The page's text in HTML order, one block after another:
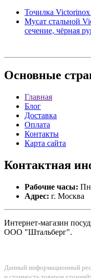
Точилка
Мусат стальной
сечение, чёрная
Основные
Главная
Блог
Доставка
Оплата
Контакты
Карта сайта
Контактная
Рабочие часы:
Адрес: г. Москва
Интернет-магазин
ООО "Штальберг".
Данный информационный